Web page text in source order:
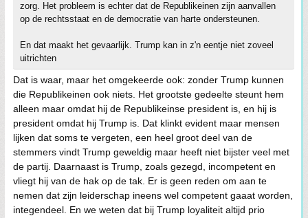
zorg. Het probleem is echter dat de Republikeinen zijn aanvallen
op de rechtsstaat en de democratie van harte ondersteunen.
En dat maakt het gevaarlijk. Trump kan in z'n eentje niet zoveel
uitrichten
Dat is waar, maar het omgekeerde ook: zonder Trump kunnen
die Republikeinen ook niets. Het grootste gedeelte steunt hem
alleen maar omdat hij de Republikeinse president is, en hij is
president omdat hij Trump is. Dat klinkt evident maar mensen
lijken dat soms te vergeten, een heel groot deel van de
stemmers vindt Trump geweldig maar heeft niet bijster veel met
de partij. Daarnaast is Trump, zoals gezegd, incompetent en
vliegt hij van de hak op de tak. Er is geen reden om aan te
nemen dat zijn leiderschap ineens wel competent gaaat worden,
integendeel. En we weten dat bij Trump loyaliteit altijd prio